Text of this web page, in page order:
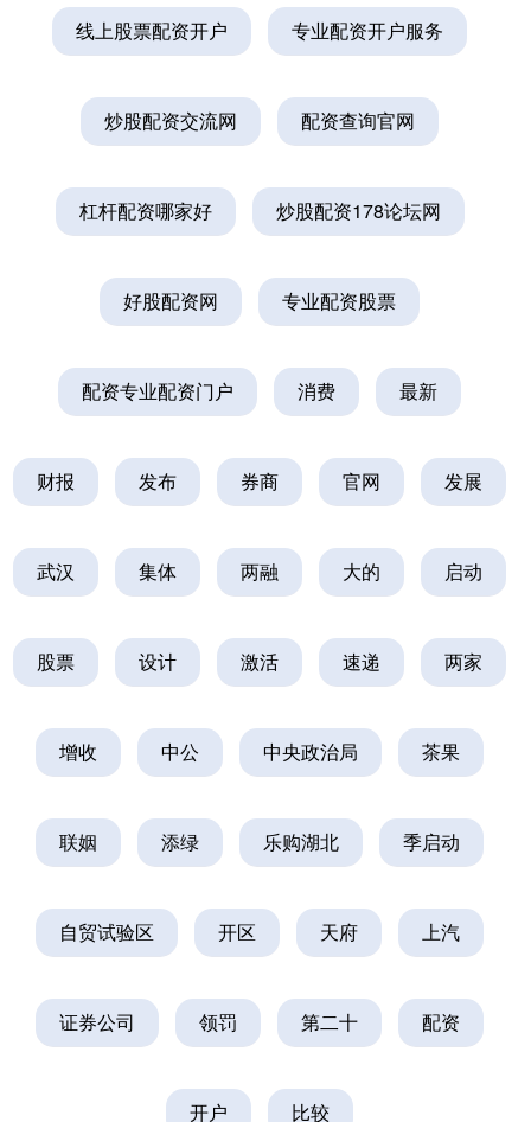
线上股票配资开户 专业配资开户服务
炒股配资交流网 配资查询官网
杠杆配资哪家好 炒股配资178论坛网
好股配资网 专业配资股票
配资专业配资门户 消费 最新
财报 发布 券商 官网 发展
武汉 集体 两融 大的 启动
股票 设计 激活 速递 两家
增收 中公 中央政治局 茶果
联姻 添绿 乐购湖北 季启动
自贸试验区 开区 天府 上汽
证券公司 领罚 第二十 配资
开户 比较